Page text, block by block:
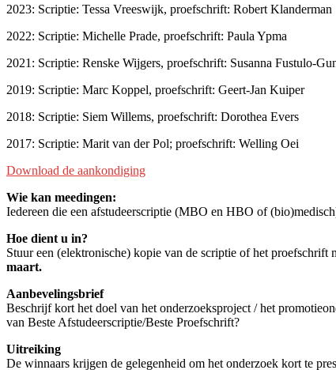
2023: Scriptie: Tessa Vreeswijk, proefschrift: Robert Klanderman
2022: Scriptie: Michelle Prade, proefschrift: Paula Ypma
2021: Scriptie: Renske Wijgers, proefschrift: Susanna Fustulo-
2019: Scriptie: Marc Koppel, proefschrift: Geert-Jan Kuiper
2018: Scriptie: Siem Willems, proefschrift: Dorothea Evers
2017: Scriptie: Marit van der Pol; proefschrift: Welling Oei
Download de aankondiging
Wie kan meedingen:
Iedereen die een afstudeerscriptie (MBO en HBO of
Hoe dient u in?
Stuur een (elektronische) kopie van de scriptie of het
maart.
Aanbevelingsbrief
Beschrijf kort het doel van het onderzoeksproject / het
van Beste Afstudeerscriptie/Beste Proefschrift?
Uitreiking
De winnaars krijgen de gelegenheid om het onderzoek kort te